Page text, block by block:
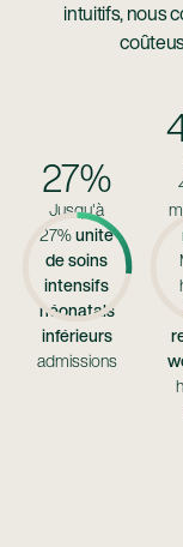
intuitifs, nous
27%
Jusqu'à
27%unité
de soins
intensifs
néonatals
inférieurs
admissions